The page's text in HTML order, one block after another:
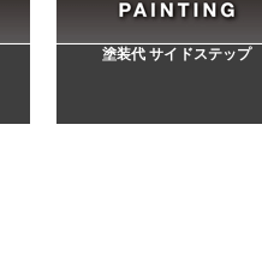
塗装代 サイドステップ